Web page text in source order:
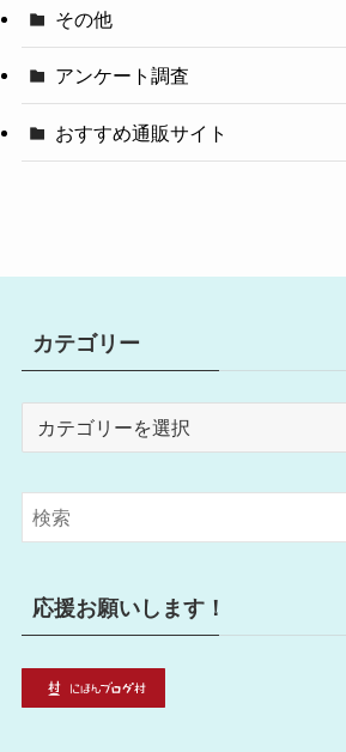
その他
アンケート調査
おすすめ通販サイト
カテゴリー
リ
応援お願いします！